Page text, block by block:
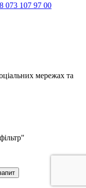
073 107 97 00
мережах та